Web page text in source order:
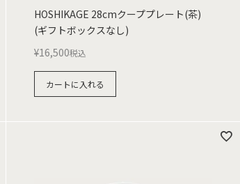
HOSHIKAGE 28cmクーププレート(茶)
(ギフトボックスなし)
¥16,500税込
カートに入れる